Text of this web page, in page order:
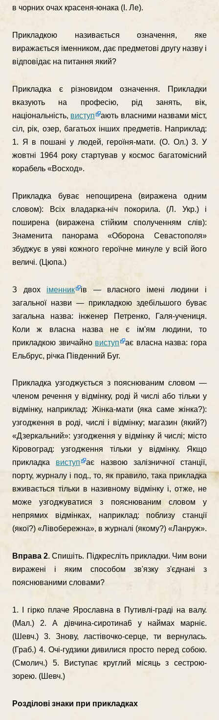
в чорних очах красеня-юнака (І. Ле).
Прикладкою називається означення, яке
виражається імен­ником, дає предметові другу назву і
відповідає на питання який?
Прикладка є різновидом означення. Прикладки
вказують на професію, рід занять, вік,
національність, виступ
ають власними назвами міст,
сіл, рік, озер, багатьох інших предметів. Наприк­лад:
1. Я в пошані у людей, героїня-мати. (О. Ол.) 3. У
жовтні 1964 року стартував у космос багатомісний
ко­рабель «Восход».
Прикладка буває непощирена (виражена одним
словом): Всіх владарка-ніч покорила. (Л. Укр.) і
поширена (вира­жена стійким сполученням слів):
Знаменита панорама «Оборо­на Севастополя»
збуджує в уяві кожного героїчне минуле у всій його
величі. (Цюпа.)
З двох іменник
ів — власного імені людини і
загальної назви — прикладкою здебільшого буває
загальна назва: інженер Петрен­ко, Галя-учениця.
Коли ж власна назва не є ім'ям людини, то
прикладкою звичайно виступ
ає власна назва: гора
Ельбрус, річка Південний Буг.
Прикладка узгоджується з пояснюваним словом —
членом ре­чення у відмінку, роді й числі або тільки у
відмінку, наприклад: Жінка-мати (яка саме жінка?):
узгодження в роді, числі і відмінку; магазин (який?)
«Дзеркальний»: узгодження у відмінку й числі; місто
Кіровоград: узгодження тільки у відмінку. Якщо
прикладка виступ
ає назвою залізничної станції,
порту, журналу і под., то, як правило, така прикладка
вживається тільки в на­зивному відмінку і, отже, не
може узгоджуватися з пояснюва­ним словом у
непрямих відмінках, наприклад: поблизу станції
(якої?) «Лівобережна», в журналі (якому?) «Ланруж».
Вправа 2. Спишіть. Підкресліть прикладки. Чим вони
виражені і яким способом зв'язку з'єднані з
пояснюваними словами?
1. І гірко плаче Ярославна в Путивлі-граді на валу.
(Мал.) 2. А дівчина-сиротина6 у наймах марніє.
(Шевч.) 3. Знову, ластівочко-серце, ти вернулась.
(Граб.) 4. Очі-гудзики дивилися просто перед собою.
(Смолич.) 5. Виступає круглий місяць з сестрою-
зорею. (Шевч.)
Розділові знаки при прикладках